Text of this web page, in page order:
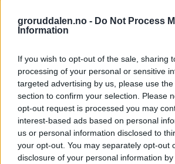
groruddalen.no - Do Not Process
Information
If you wish to opt-out of the sale, sharing
processing of your personal or sensitive
targeted advertising by us, please use
section to confirm your selection. Please
opt-out request is processed you may
interest-based ads based on personal
us or personal information disclosed to
your opt-out. You may separately opt-out
disclosure of your personal information